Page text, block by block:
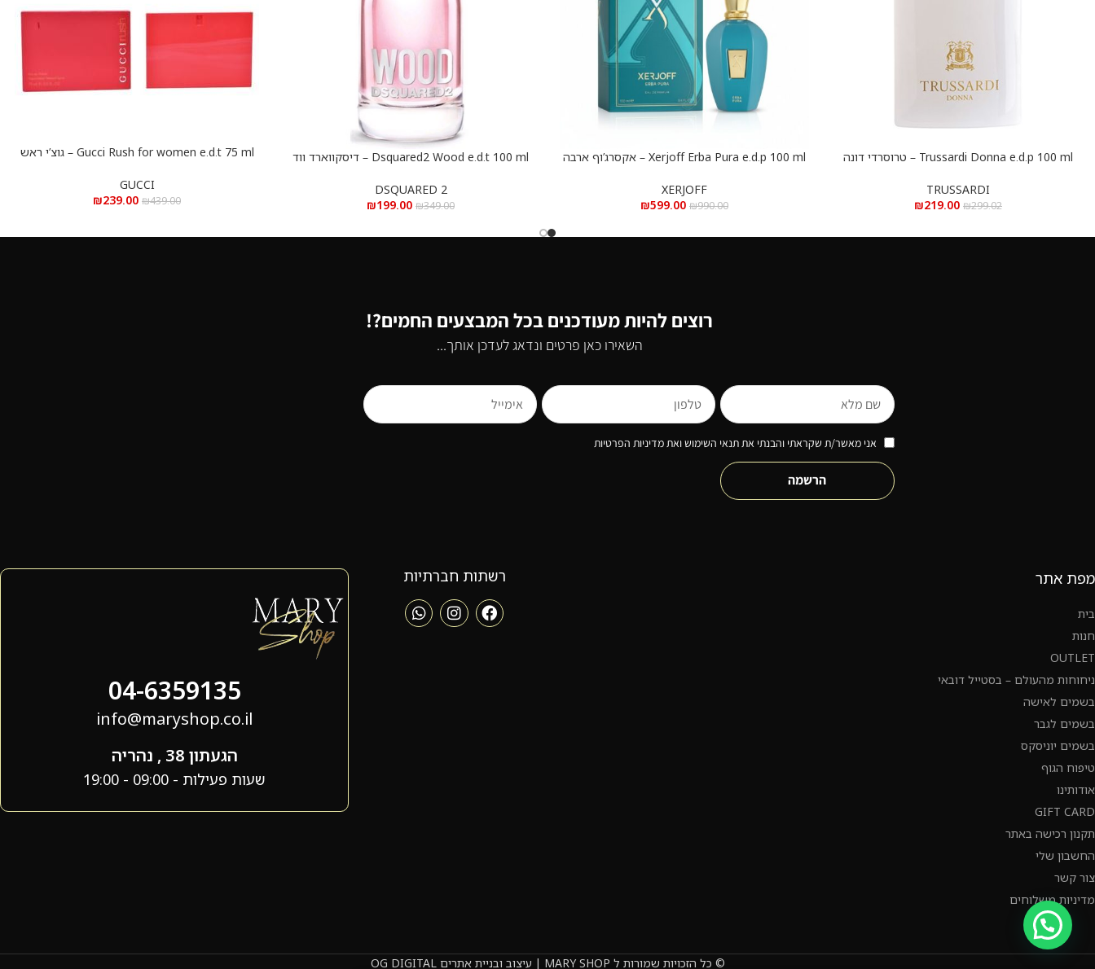
הוספה לסל
Trussardi Donna e.d.p 100 ml – טרוסרדי דונה
TRUSSARDI
₪299.02
₪219.00
הוספה לסל
Xerjoff Erba Pura e.d.p 100 ml – אקסרג’וף ארבה
XERJOFF
₪990.00
₪599.00
הוספה לסל
Dsquared2 Wood e.d.t 100 ml – דיסקווארד ווד
DSQUARED 2
₪349.00
₪199.00
הוספה לסל
Gucci Rush for women e.d.t 75 ml – גוצ’י ראש
GUCCI
₪439.00
₪239.00
רוצים להיות מעודכנים בכל המבצעים החמים?!
השאירו כאן פרטים ונדאג לעדכן אותך...
אני מאשר/ת שקראתי והבנתי את תנאי השימוש ואת מדיניות הפרטיות
הרשמה
מפת אתר
בית
חנות
OUTLET
ניחוחות מהעולם – בסטייל דובאי
בשמים לאישה
בשמים לגבר
בשמים יוניסקס
טיפוח הגוף
אודותינו
GIFT CARD
תקנון רכישה באתר
החשבון שלי
צור קשר
מדיניות משלוחים
רשתות חברתיות
04-6359135
info@maryshop.co.il
הגעתון 38 , נהריה
שעות פעילות - 09:00 - 19:00
© כל הזכויות שמורות ל MARY SHOP | עיצוב ובניית אתרים OG DIGITAL